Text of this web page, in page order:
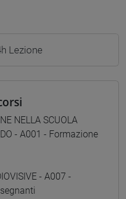
Lezione
NELLA SCUOLA
- A001 - Formazione
- A007 -